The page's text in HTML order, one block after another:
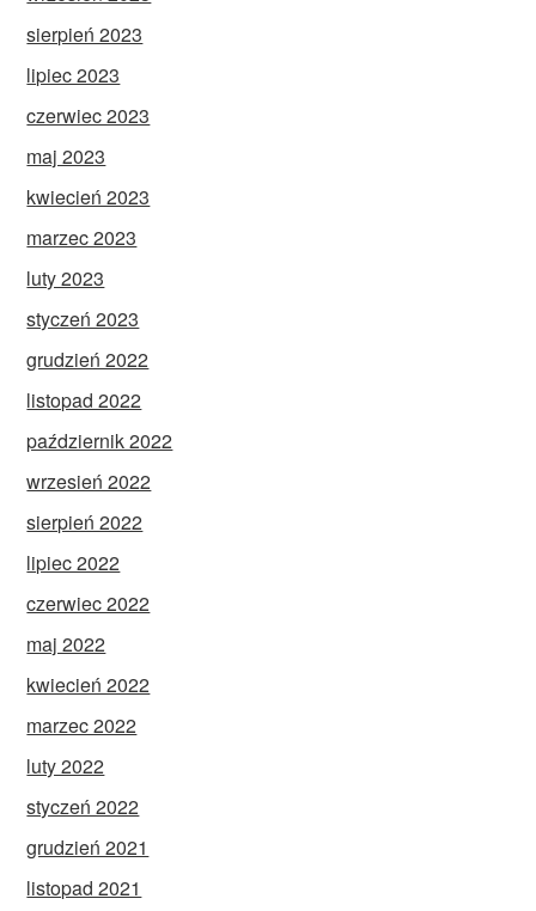
sierpień 2023
lipiec 2023
czerwiec 2023
maj 2023
kwiecień 2023
marzec 2023
luty 2023
styczeń 2023
grudzień 2022
listopad 2022
październik 2022
wrzesień 2022
sierpień 2022
lipiec 2022
czerwiec 2022
maj 2022
kwiecień 2022
marzec 2022
luty 2022
styczeń 2022
grudzień 2021
listopad 2021